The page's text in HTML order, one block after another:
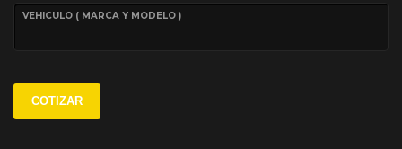
VEHICULO ( MARCA Y MODELO )
COTIZAR